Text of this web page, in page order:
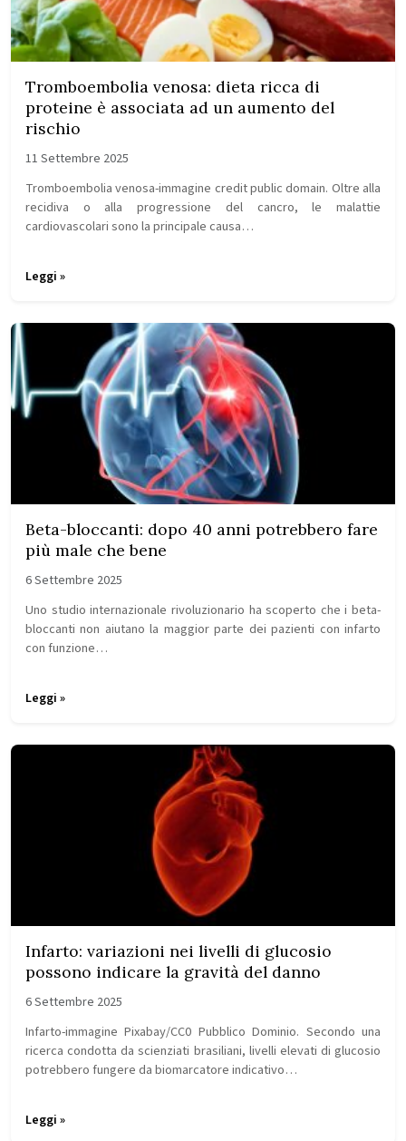
Tromboembolia venosa: dieta ricca di
proteine ​​è associata ad un aumento del
rischio
11 Settembre 2025
Tromboembolia venosa-immagine credit public domain. Oltre alla
recidiva o alla progressione del cancro, le malattie
cardiovascolari sono la principale causa…
Leggi »
Beta-bloccanti: dopo 40 anni potrebbero fare
più male che bene
6 Settembre 2025
Uno studio internazionale rivoluzionario ha scoperto che i beta-
bloccanti non aiutano la maggior parte dei pazienti con infarto
con funzione…
Leggi »
Infarto: variazioni nei livelli di glucosio
possono indicare la gravità del danno
6 Settembre 2025
Infarto-immagine Pixabay/CC0 Pubblico Dominio. Secondo una
ricerca condotta da scienziati brasiliani, livelli elevati di glucosio
potrebbero fungere da biomarcatore indicativo…
Leggi »